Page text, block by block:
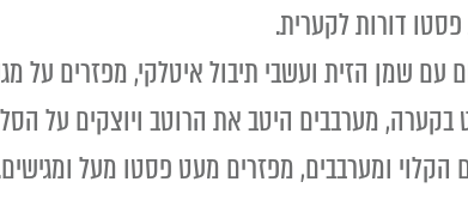
הזית ועשבי תיבול איטלקי, מפזרים על מגש ואופים במרכז
מערבבים היטב את הרוטב ויוצקים על
ומערבבים, מפזרים מעט פסטו מעל